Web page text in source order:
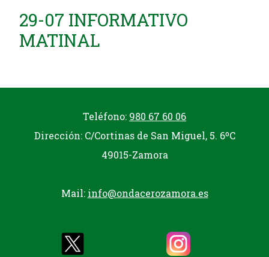
29-07 INFORMATIVO
MATINAL
Teléfono: 980 67 60 06
Dirección: C/Cortinas de San Miguel, 5. 6ºC
49015-Zamora
Mail: info@ondacerozamora.es